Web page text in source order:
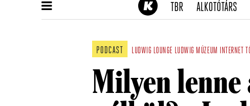
TBR(CURRENT)
ALKOTÓTÁRS
PODCAST LUDWIG LOUNGE LUDWIG MÚZEUM INTERNET
Milyen